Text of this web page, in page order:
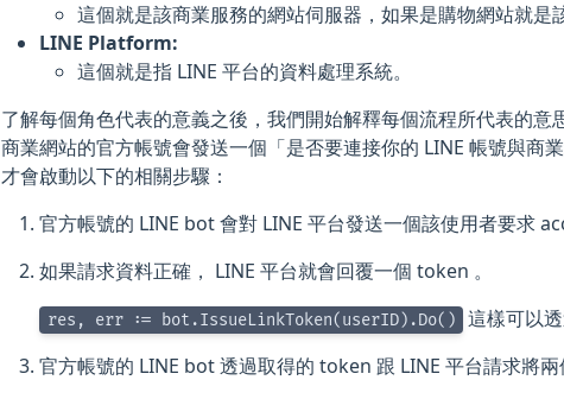
這個就是該商業服務的網站伺服器，如果是購物網站就是
LINE Platform:
這個就是指 LINE 平台的資料處理系統。
了解每個角色代表的意義之後，我們開始解釋每個流程所代表的意
商業網站的官方帳號會發送一個「是否要連接你的 LINE 帳號與商
才會啟動以下的相關步驟：
官方帳號的 LINE bot 會對 LINE 平台發送一個該使用者要求
如果請求資料正確， LINE 平台就會回覆一個 token 。
res, err := bot.IssueLinkToken(userID).Do()
這樣可以
官方帳號的 LINE bot 透過取得的 token 跟 LINE 平台請求將兩